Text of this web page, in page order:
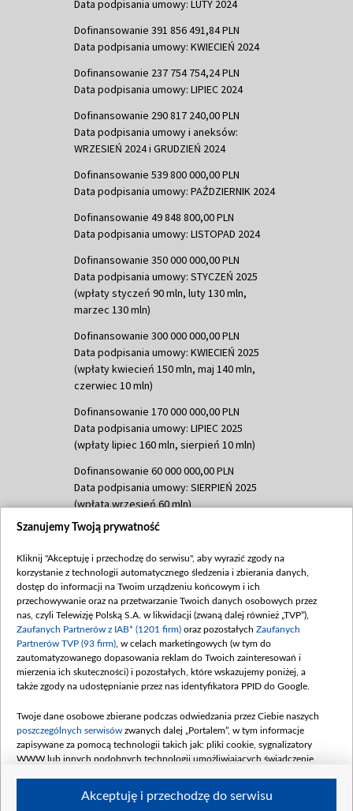
Data podpisania umowy: LUTY 2024
Dofinansowanie 391 856 491,84 PLN
Data podpisania umowy: KWIECIEŃ 2024
Dofinansowanie 237 754 754,24 PLN
Data podpisania umowy: LIPIEC 2024
Dofinansowanie 290 817 240,00 PLN
Data podpisania umowy i aneksów:
WRZESIEŃ 2024 i GRUDZIEŃ 2024
Dofinansowanie 539 800 000,00 PLN
Data podpisania umowy: PAŹDZIERNIK 2024
Dofinansowanie 49 848 800,00 PLN
Data podpisania umowy: LISTOPAD 2024
Dofinansowanie 350 000 000,00 PLN
Data podpisania umowy: STYCZEŃ 2025
(wpłaty styczeń 90 mln, luty 130 mln,
marzec 130 mln)
Dofinansowanie 300 000 000,00 PLN
Data podpisania umowy: KWIECIEŃ 2025
(wpłaty kwiecień 150 mln, maj 140 mln,
czerwiec 10 mln)
Dofinansowanie 170 000 000,00 PLN
Data podpisania umowy: LIPIEC 2025
(wpłaty lipiec 160 mln, sierpień 10 mln)
Dofinansowanie 60 000 000,00 PLN
Data podpisania umowy: SIERPIEŃ 2025
(wpłata wrzesień 60 mln)
Dofinansowanie 635 783 051,21 PLN
(wpłata wrzesień 100 mln, październik 350
mln, listopad 265 mln)
Dofinansowanie 48 862 000,00 PLN
Data podpisania umowy: GRUDZIEŃ 2025
(wpłata grudzień 60,548 mln)
Dofinansowanie 900 000 000,00 PLN
Data podpisania umowy: LUTY 2026 (wpłata
kwiecień 180 mln, 7 maja 180 mln, 8
czerwca 90 mln)
Dofinansowanie 250 000 000,00 PLN
4 sierpnia 250 mln
Szanujemy Twoją prywatność
Kliknij "Akceptuję i przechodzę do serwisu", aby wyrazić zgody na
korzystanie z technologii automatycznego śledzenia i zbierania danych,
dostęp do informacji na Twoim urządzeniu końcowym i ich
przechowywanie oraz na przetwarzanie Twoich danych osobowych przez
nas, czyli Telewizję Polską S.A. w likwidacji (zwaną dalej również „TVP”),
Zaufanych Partnerów z IAB* (1201 firm) oraz pozostałych Zaufanych
Partnerów TVP (93 firm) , w celach marketingowych (w tym do
zautomatyzowanego dopasowania reklam do Twoich zainteresowań i
mierzenia ich skuteczności) i pozostałych, które wskazujemy poniżej, a
także zgody na udostępnianie przez nas identyfikatora PPID do Google.
Twoje dane osobowe zbierane podczas odwiedzania przez Ciebie naszych
poszczególnych serwisów zwanych dalej „Portalem”, w tym informacje
zapisywane za pomocą technologii takich jak: pliki cookie, sygnalizatory
WWW lub innych podobnych technologii umożliwiających świadczenie
Akceptuję i przechodzę do serwisu